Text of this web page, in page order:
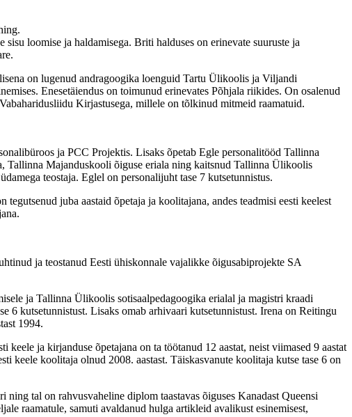
loomise ja haldamisega. Briti halduses on erinevate suuruste ja
on lugenud andragoogika loenguid Tartu Ülikoolis ja Viljandi
Enesetäiendus on toimunud erinevates Põhjala riikides. On osalenud
Kirjastusega, millele on tõlkinud mitmeid raamatuid.
ja PCC Projektis. Lisaks õpetab Egle personalitööd Tallinna
Tallinna Majanduskooli õiguse eriala ning kaitsnud Tallinna Ülikoolis
teostaja. Eglel on personalijuht tase 7 kutsetunnistus.
juba aastaid õpetaja ja koolitajana, andes teadmisi eesti keelest
ja teostanud Eesti ühiskonnale vajalikke õigusabiprojekte SA
ja Tallinna Ülikoolis sotisaalpedagoogika erialal ja magistri kraadi
6 kutsetunnistust. Lisaks omab arhivaari kutsetunnistust. Irena on Reitingu
1994.
ja kirjanduse õpetajana on ta töötanud 12 aastat, neist viimased 9 aastat
keele koolitaja olnud 2008. aastast. Täiskasvanute koolitaja kutse tase 6 on
tal on rahvusvaheline diplom taastavas õiguses Kanadast Queensi
raamatule, samuti avaldanud hulga artikleid avalikust esinemisest,